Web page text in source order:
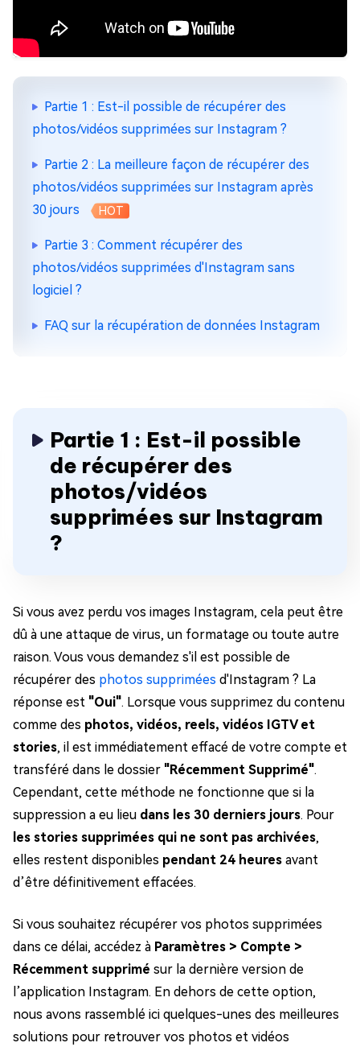
Partie 1 : Est-il possible de récupérer des
photos/vidéos supprimées sur Instagram ?
Partie 2 : La meilleure façon de récupérer des
photos/vidéos supprimées sur Instagram après
30 jours
HOT
Partie 3 : Comment récupérer des
photos/vidéos supprimées d'Instagram sans
logiciel ?
FAQ sur la récupération de données Instagram
Partie 1 : Est-il possible
de récupérer des
photos/vidéos
supprimées sur Instagram
?
Si vous avez perdu vos images Instagram, cela peut être
dû à une attaque de virus, un formatage ou toute autre
raison. Vous vous demandez s'il est possible de
récupérer des photos supprimées d'Instagram ? La
réponse est "Oui". Lorsque vous supprimez du contenu
comme des photos, vidéos, reels, vidéos IGTV et
stories, il est immédiatement effacé de votre compte et
transféré dans le dossier "Récemment Supprimé".
Cependant, cette méthode ne fonctionne que si la
suppression a eu lieu dans les 30 derniers jours. Pour
les stories supprimées qui ne sont pas archivées,
elles restent disponibles pendant 24 heures avant
d’être définitivement effacées.
Si vous souhaitez récupérer vos photos supprimées
dans ce délai, accédez à Paramètres > Compte >
Récemment supprimé sur la dernière version de
l’application Instagram. En dehors de cette option,
nous avons rassemblé ici quelques-unes des meilleures
solutions pour retrouver vos photos et vidéos